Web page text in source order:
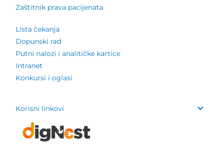
Zaštitnik prava pacijenata
Lista čekanja
Dopunski rad
Putni nalozi i analitičke kartice
Intranet
Konkursi i oglasi
Korisni linkovi